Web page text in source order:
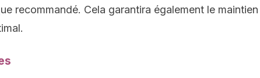
recommandé. Cela garantira également le maintien